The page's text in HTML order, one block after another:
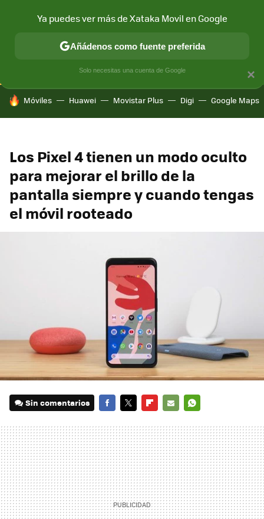
CONECTIVIDAD MÓVIL Y SOCIEDAD APLICACIONES
HOY SE HABLA DE
Móviles Huawei Movistar Plus Digi Google Maps
Los Pixel 4 tienen un modo oculto
para mejorar el brillo de la
pantalla siempre y cuando tengas
el móvil rooteado
Sin comentarios
MAIL
×
Ya puedes ver más de Xataka Movil en Google
Añádenos como fuente preferida
Solo necesitas una cuenta de Google